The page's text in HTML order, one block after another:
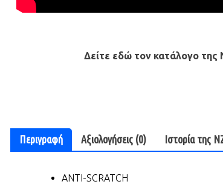
Δείτε εδώ τον κατάλογο της
Περιγραφή Αξιολογήσεις (0) Ιστορία της
ANTI-SCRATCH